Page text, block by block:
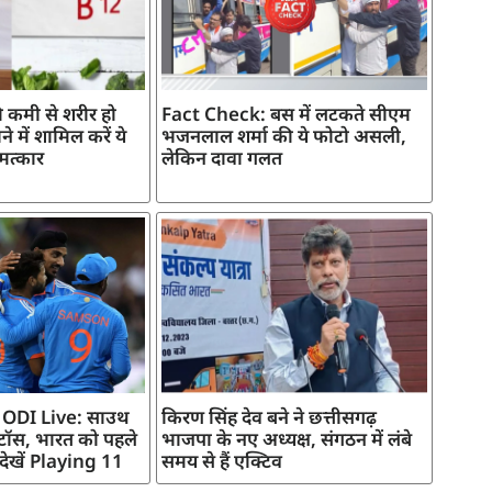
कमी से शरीर हो
में शामिल करें ये
Fact Check: बस में लटकते सीएम
भजनलाल शर्मा की ये फोटो असली,
लेकिन दावा गलत
Live: साउथ
भारत को पहले
देखें Playing 11
किरण सिंह देव बने ने छत्तीसगढ़
भाजपा के नए अध्यक्ष, संगठन में लंबे
समय से हैं एक्टिव